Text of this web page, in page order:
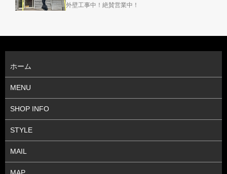
外壁工事中！絶賛営業中！
ホーム
MENU
SHOP INFO
STYLE
MAIL